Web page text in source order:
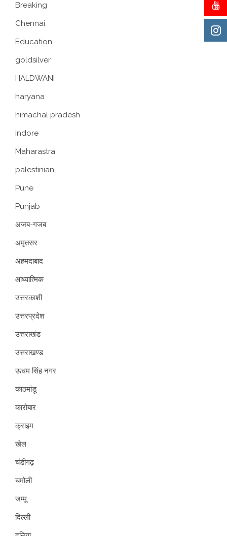
Breaking
Chennai
Education
goldsilver
HALDWANI
haryana
himachal pradesh
indore
Maharastra
palestinian
Pune
Punjab
अजब-गजब
अमृतसर
अहमदाबाद
आध्यात्मिक
उत्तरकाशी
उत्तरप्रदेश
उत्तराखंड
उत्तराखण्ड
ऊधम सिंह नगर
काठमांडू
कारोबार
क्राइम
खेल
चंडीगढ़
चमोली
जम्मू
दिल्ली